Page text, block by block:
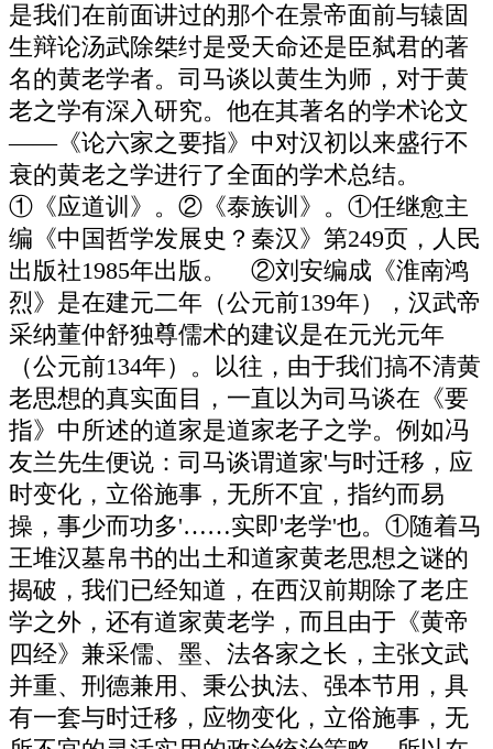
是我们在前面讲过的那个在景帝面前与辕固
生辩论汤武除桀纣是受天命还是臣弑君的著
名的黄老学者。司马谈以黄生为师，对于黄
老之学有深入研究。他在其著名的学术论文
——《论六家之要指》中对汉初以来盛行不
衰的黄老之学进行了全面的学术总结。
①《应道训》。②《泰族训》。①任继愈主
编《中国哲学发展史？秦汉》第249页，人民
出版社1985年出版。 ②刘安编成《淮南鸿
烈》是在建元二年（公元前139年），汉武帝
采纳董仲舒独尊儒术的建议是在元光元年
（公元前134年）。以往，由于我们搞不清黄
老思想的真实面目，一直以为司马谈在《要
指》中所述的道家是道家老子之学。例如冯
友兰先生便说：司马谈谓道家'与时迁移，应
时变化，立俗施事，无所不宜，指约而易
操，事少而功多'……实即'老学'也。①随着马
王堆汉墓帛书的出土和道家黄老思想之谜的
揭破，我们已经知道，在西汉前期除了老庄
学之外，还有道家黄老学，而且由于《黄帝
四经》兼采儒、墨、法各家之长，主张文武
并重、刑德兼用、秉公执法、强本节用，具
有一套与时迁移，应物变化，立俗施事，无